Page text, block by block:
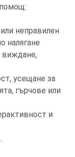
неправилен
налягане
виждане,
усещане за
гърчове или
и